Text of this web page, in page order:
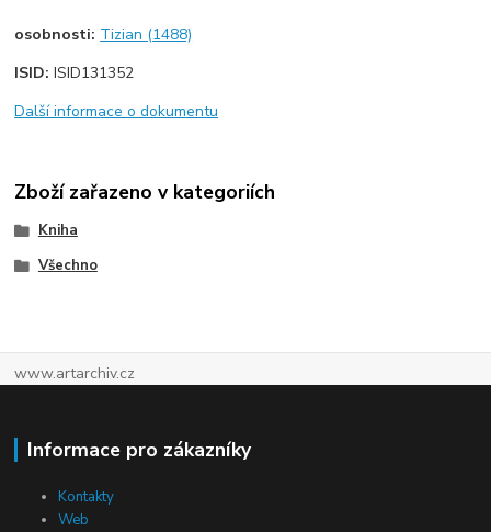
osobnosti: Tizian (1488)
ISID:ISID131352
Další informace o dokumentu
Zboží zařazeno v kategoriích
Kniha
Všechno
www.artarchiv.cz
Informace pro zákazníky
Kontakty
Web